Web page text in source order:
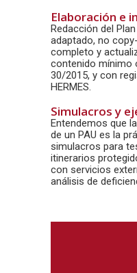
Elaboración e
Redacción del
adaptado, no
completo y
contenido mínimo
30/2015, y con
HERMES.
Simulacros y
Entendemos que
de un PAU es la
simulacros para
itinerarios
con servicios
análisis de